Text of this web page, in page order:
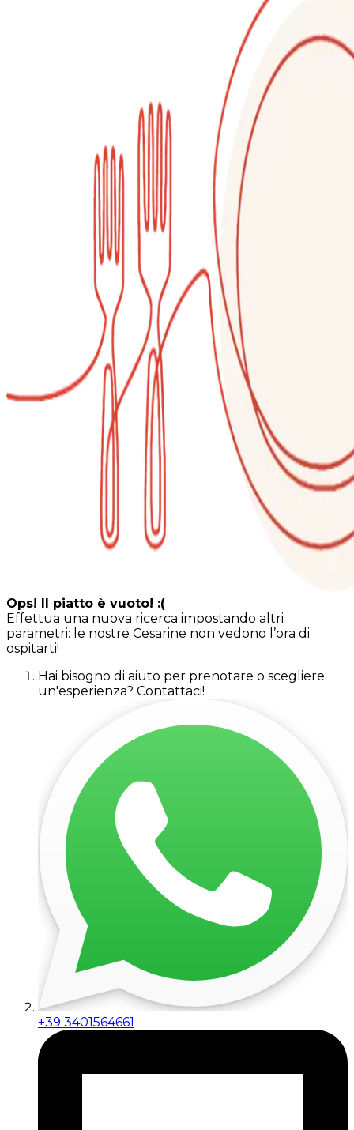
Ops! Il piatto è vuoto! :(
Effettua una nuova ricerca impostando altri
parametri: le nostre Cesarine non vedono l’ora di
ospitarti!
Hai bisogno di aiuto per prenotare o scegliere
un'esperienza? Contattaci!
+39 3401564661